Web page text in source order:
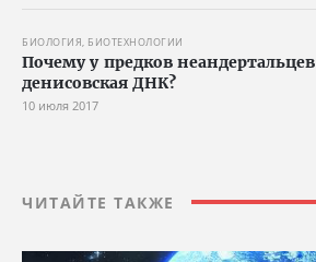
БИОЛОГИЯ, БИОТЕХНОЛОГИИ
Почему у предков неандертальцев
денисовская ДНК?
10 июля 2017
ЧИТАЙТЕ ТАКЖЕ